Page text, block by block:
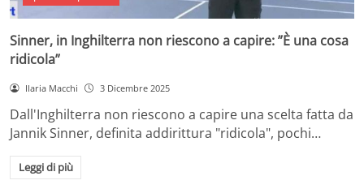
Sinner, in Inghilterra non riescono a capire: ”È una cosa
ridicola”
Ilaria Macchi 3 Dicembre 2025
Dall'Inghilterra non riescono a capire una scelta fatta da
Jannik Sinner, definita addirittura "ridicola", pochi…
Leggi di più